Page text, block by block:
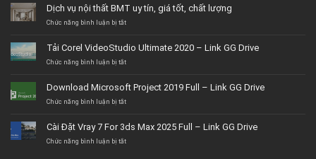
Dịch vụ nội thất BMT uy tín, giá tốt, chất lượng
Chức năng bình luận bị tắtở
nội
thất
tín,
giá
lượng
Tải Corel VideoStudio Ultimate 2020 – Link GG Drive
Chức năng bình luận bị tắtở
VideoStudio
Ultimate
Link
GG
Download Microsoft Project 2019 Full – Link GG Drive
Chức năng bình luận bị tắtở
Project
2019
Cài Đặt Vray 7 For 3ds Max 2025 Full – Link GG Drive
Chức năng bình luận bị tắtở